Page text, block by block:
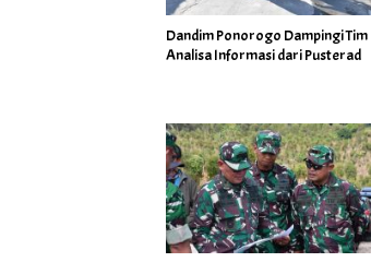
Dandim Ponorogo Dampingi Tim
Analisa Informasi dari Pusterad